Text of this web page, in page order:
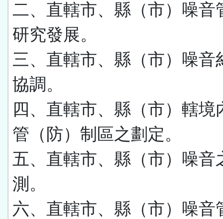
二、直轄市、縣（市）噪音
研究發展。
三、直轄市、縣（市）噪音
協調。
四、直轄市、縣（市）轄境
管（防）制區之劃定。
五、直轄市、縣（市）噪音
測。
六、直轄市、縣（市）噪音